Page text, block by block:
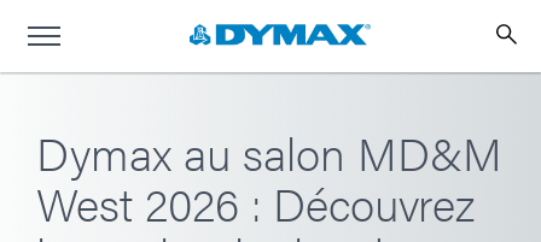
Dymax au salon MD&M
West 2026 : Découvrez